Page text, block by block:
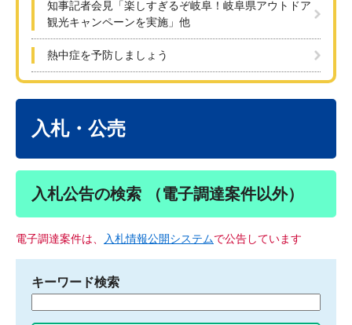
知事記者会見「楽しすぎるぞ岐阜！岐阜県アウトドア
観光キャンペーンを実施」他
熱中症を予防しましょう
入札・公売
入札公告の検索 （電子調達案件以外）
電子調達案件は、 入札情報公開システムで公告しています
キーワード検索